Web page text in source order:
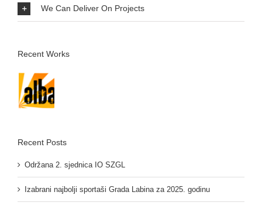
We Can Deliver On Projects
Recent Works
Recent Posts
Održana 2. sjednica IO SZGL
Izabrani najbolji sportaši Grada Labina za 2025. godinu